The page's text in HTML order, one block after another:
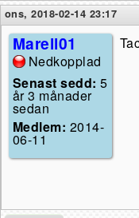
ons, 2018-02-14 23:17
Marell01
Nedkopplad
Senast sedd: 5
år 3 månader
sedan
Medlem: 2014-
06-11